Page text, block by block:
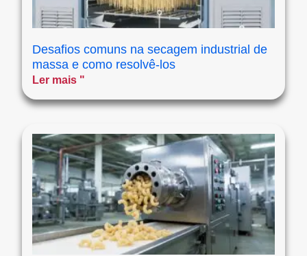
Desafios comuns na secagem industrial de
massa e como resolvê-los
Ler mais "